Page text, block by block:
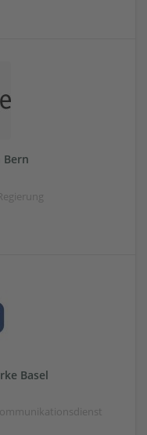
Bern
Basel